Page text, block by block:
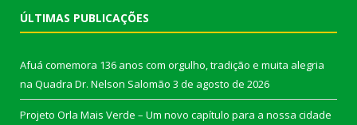
ÚLTIMAS PUBLICAÇÕES
Afuá comemora 136 anos com orgulho, tradição e muita alegria
na Quadra Dr. Nelson Salomão 3 de agosto de 2026
Projeto Orla Mais Verde – Um novo capítulo para a nossa cidade